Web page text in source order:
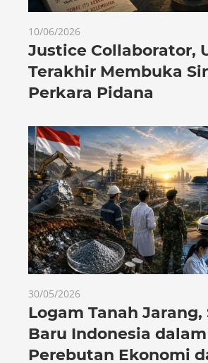
10/06/2026
Justice Collaborator,
Terakhir Membuka
Perkara Pidana
30/05/2026
Logam Tanah Jarang,
Baru Indonesia dalam
Perebutan Ekonomi